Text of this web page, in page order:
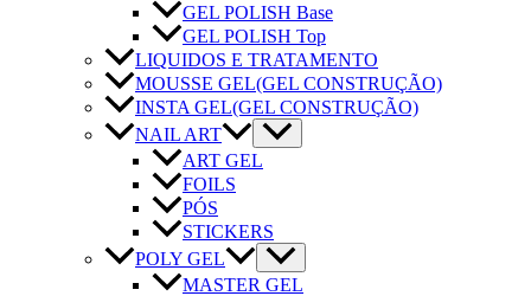
GEL POLISH Base
GEL POLISH Top
LIQUIDOS E TRATAMENTO
MOUSSE GEL(GEL CONSTRUÇÃO)
INSTA GEL(GEL CONSTRUÇÃO)
NAIL ART
ART GEL
FOILS
PÓS
STICKERS
POLY GEL
MASTER GEL